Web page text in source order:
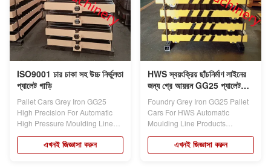
ISO9001 চার চাকা সহ উচ্চ নির্ভুলতা
প্যালেট গাড়ি
Pallet Cars Grey Iron GG25
High Precision For Automatic
High Pressure Moulding Line
Products...
এখনই জিজ্ঞাসা করুন
HWS স্বয়ংক্রিয় ছাঁচনির্মাণ লাইনের
জন্য গ্রে আয়রন GG25 প্যালেট
গাড়ি
Foundry Grey Iron GG25 Pallet
Cars For HWS Automatic
Moulding Line Products
description: Pallet...
এখনই জিজ্ঞাসা করুন